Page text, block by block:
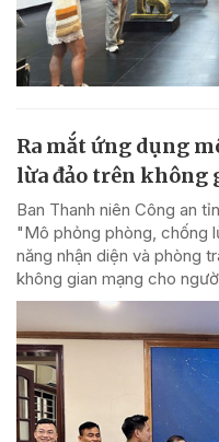
Ra mắt ứng dụng
lừa đảo trên không
Ban Thanh niên Công an
"Mô phỏng phòng, chống
năng nhận diện và phòng
không gian mạng cho